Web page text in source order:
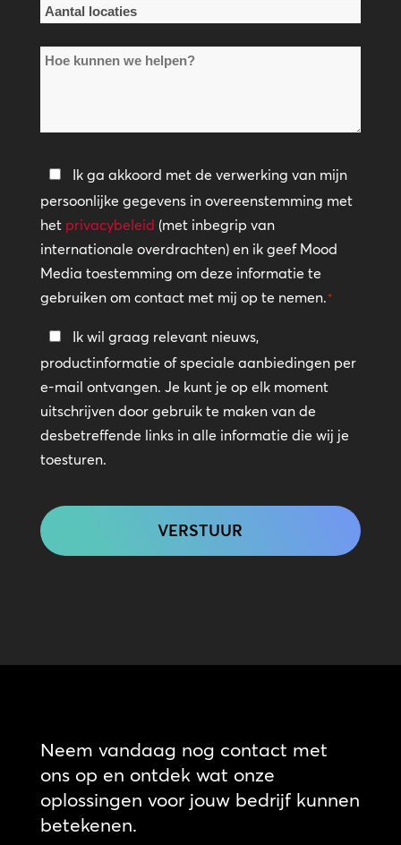
Aantal
*Hoe
helpen?
Privacybeleid
*
Ik ga akkoord met de verwerking van mijn
persoonlijke gegevens in overeenstemming met
het privacybeleid (met inbegrip van
internationale overdrachten) en ik geef Mood
Media toestemming om deze informatie te
gebruiken om contact met mij op te nemen.*
Blijf
in
contact
Ik wil graag relevant nieuws,
productinformatie of speciale aanbiedingen per
e-mail ontvangen. Je kunt je op elk moment
uitschrijven door gebruik te maken van de
desbetreffende links in alle informatie die wij je
toesturen.
Neem vandaag nog contact met
ons op en ontdek wat onze
oplossingen voor jouw bedrijf kunnen
betekenen.